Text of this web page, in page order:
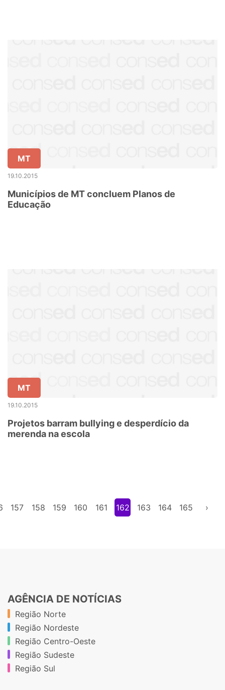
MT
19.10.2015
Municípios de MT concluem Planos de
Educação
MT
19.10.2015
Projetos barram bullying e desperdício da
merenda na escola
157 158 159 160 161 162 163 164 165 ›
AGÊNCIA DE NOTÍCIAS
Região Norte
Região Nordeste
Região Centro-Oeste
Região Sudeste
Região Sul